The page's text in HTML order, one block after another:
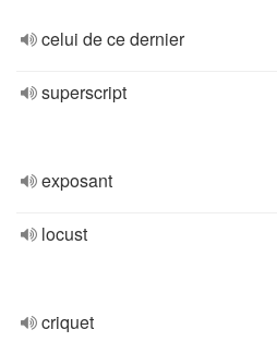
celui de ce dernier
superscript
exposant
locust
criquet